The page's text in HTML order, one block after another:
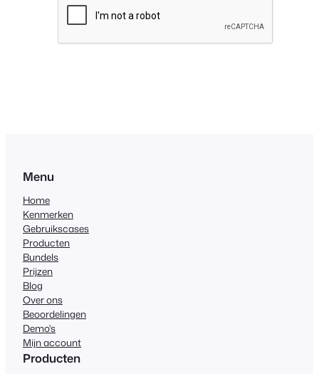
Menu
Home
Kenmerken
Gebruikscases
Producten
Bundels
Prijzen
Blog
Over ons
Beoordelingen
Demo's
Mijn account
Producten